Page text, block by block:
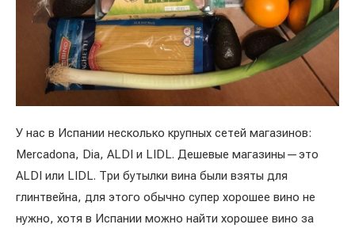
У нас в Испании несколько крупных сетей магазинов:
Mercadona, Dia, ALDI и LIDL. Дешевые магазины — это
ALDI или LIDL. Три бутылки вина были взяты для
глинтвейна, для этого обычно супер хорошее вино не
нужно, хотя в Испании можно найти хорошее вино за